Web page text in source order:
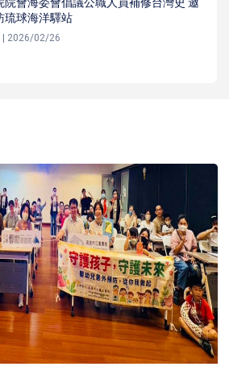
琉球海洋驛站
| 2026/02/26